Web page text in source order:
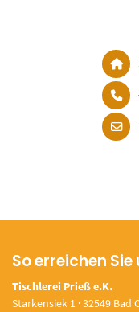
So erreichen Sie
Tischlerei Prieß e.K.
Starkensiek 1 · 32549 Bad